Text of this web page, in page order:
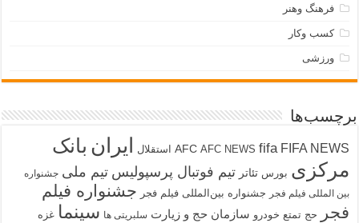
فرهنگ وهنر
کسب وکار
ورزشی
برچسب‌ها
AFC AFC NEWS fifa FIFA NEWS استقلال ایران بانک
مرکزی بورس تئاتر تیم فوتبال پرسپولیس تیم ملی جشنواره
بین المللی فیلم فجر جشنواره بین‌المللی فیلم فجر جشنواره فیلم
فجر
حج تمتع خودرو سازمان حج و زیارت سلبریتی ها سینما غزه